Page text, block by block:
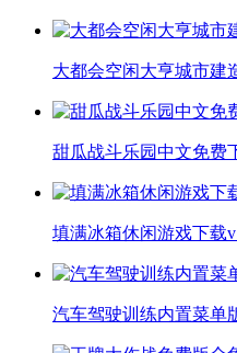
大都会空闲大亨城市建
甜瓜战斗乐园中文免费
填满冰箱休闲游戏下载
汽车驾驶训练内置菜单